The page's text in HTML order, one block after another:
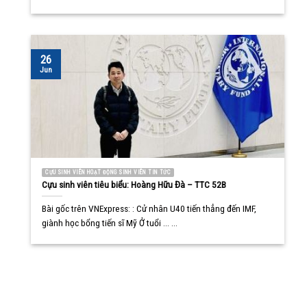
CỰU SINH VIÊN HOẠT ĐỘNG SINH VIÊN TIN TỨC
Cựu sinh viên tiêu biểu: Hoàng Hữu Đà – TTC 52B
Bài gốc trên VNExpress: : Cử nhân U40 tiến thẳng đến IMF,
giành học bổng tiến sĩ Mỹ Ở tuổi ... ...
26
Jun